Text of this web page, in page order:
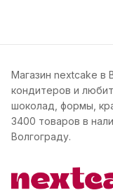
Магазин nextcake в
кондитеров и
шоколад, формы,
3400 товаров в
Волгограду.